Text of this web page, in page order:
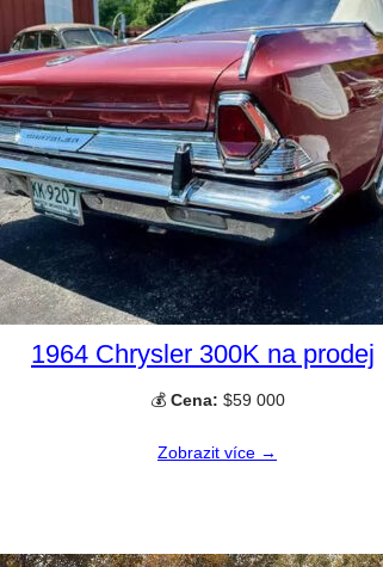
1964 Chrysler 300K na prodej
💰 Cena: $59 000
Zobrazit více →